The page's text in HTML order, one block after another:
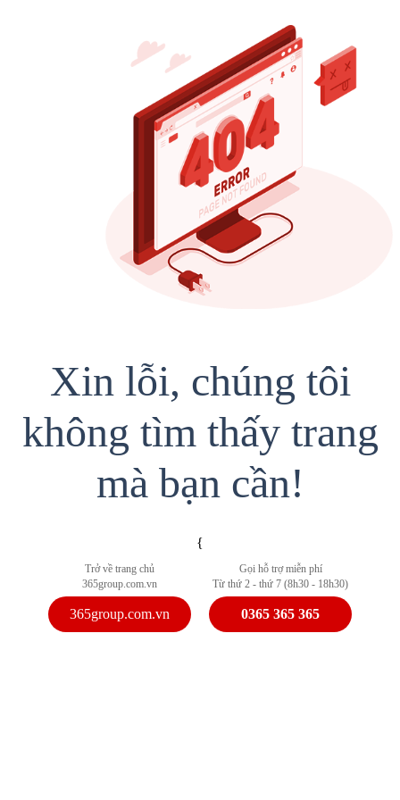
Xin lỗi, chúng tôi
không tìm thấy trang
mà bạn cần!
{
Trở về trang chủ
365group.com.vn
365group.com.vn
Gọi hỗ trợ miễn phí
Từ thứ 2 - thứ 7 (8h30 - 18h30)
0365 365 365